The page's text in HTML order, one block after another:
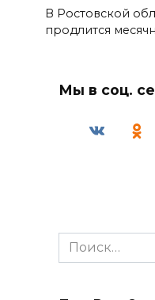
В Ростовской
продлится
Мы в соц.
Search
for: